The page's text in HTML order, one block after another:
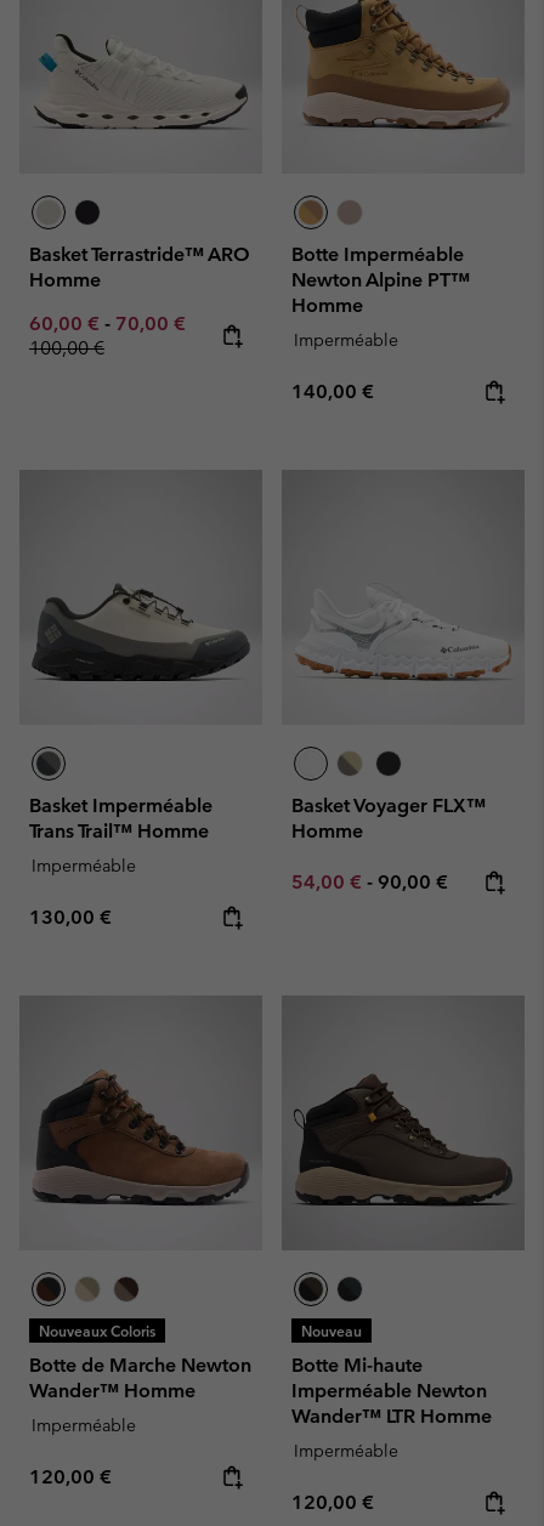
Basket Terrastride™ ARO
Homme
Minimum sale price:
60,00 € - Maximum sale price:
70,00 € Regular price:
100,00 €
Botte Imperméable
Newton Alpine PT™
Homme
Imperméable
Regular price:
140,00 €
Basket Imperméable
Trans Trail™ Homme
Imperméable
Regular price:
130,00 €
Basket Voyager FLX™
Homme
Minimum sale price:
54,00 € - Maximum price:
90,00 €
Nouveaux Coloris
Botte de Marche Newton
Wander™ Homme
Imperméable
Regular price:
120,00 €
Nouveau
Botte Mi-haute
Imperméable Newton
Wander™ LTR Homme
Imperméable
Regular price:
120,00 €